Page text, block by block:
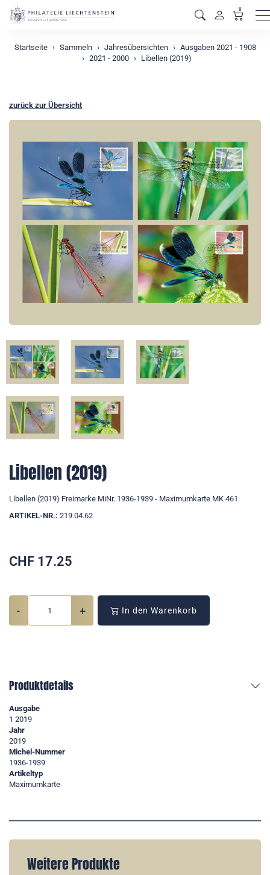
0
Startseite Sammeln Jahresübersichten
Ausgaben 2021 - 1908
2021 - 2000
Libellen (2019)
zurück zur Übersicht
Libellen (2019)
Libellen (2019) Freimarke MiNr. 1936-1939 - Maximumkarte MK 461
ARTIKEL-NR.: 219.04.62
CHF 17.25
- + In den Warenkorb
Produktdetails
Ausgabe
1 2019
Jahr
2019
Michel-Nummer
1936-1939
Artikeltyp
Maximumkarte
Weitere Produkte